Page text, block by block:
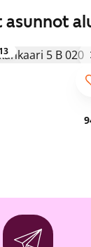
asunnot
13